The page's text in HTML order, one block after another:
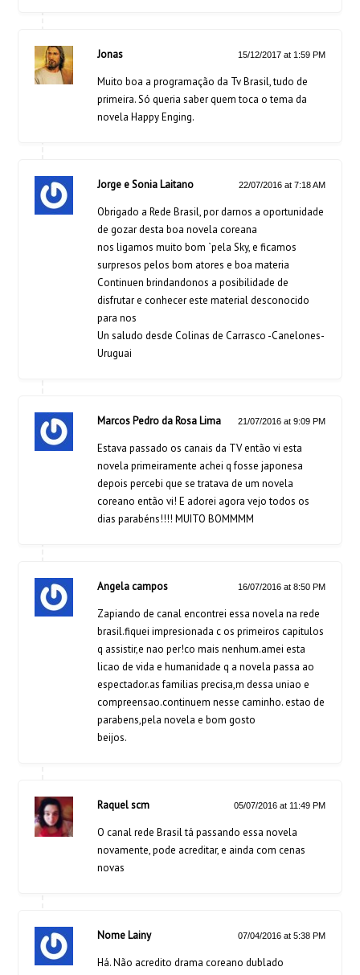
Jonas 15/12/2017 at 1:59 PM
Muito boa a programação da Tv Brasil, tudo de
primeira. Só queria saber quem toca o tema da
novela Happy Enging.
Jorge e Sonia Laitano 22/07/2016 at 7:18 AM
Obrigado a Rede Brasil, por darnos a oportunidade
de gozar desta boa novela coreana
nos ligamos muito bom `pela Sky, e ficamos
surpresos pelos bom atores e boa materia
Continuen brindandonos a posibilidade de
disfrutar e conhecer este material desconocido
para nos
Un saludo desde Colinas de Carrasco -Canelones-
Uruguai
Marcos Pedro da Rosa Lima 21/07/2016 at 9:09 PM
Estava passado os canais da TV então vi esta
novela primeiramente achei q fosse japonesa
depois percebi que se tratava de um novela
coreano então vi! E adorei agora vejo todos os
dias parabéns!!!! MUITO BOMMMM
Angela campos 16/07/2016 at 8:50 PM
Zapiando de canal encontrei essa novela na rede
brasil.fiquei impresionada c os primeiros capitulos
q assistir,e nao per!co mais nenhum.amei esta
licao de vida e humanidade q a novela passa ao
espectador.as familias precisa,m dessa uniao e
compreensao.continuem nesse caminho. estao de
parabens,pela novela e bom gosto
beijos.
Raquel scm 05/07/2016 at 11:49 PM
O canal rede Brasil tá passando essa novela
novamente, pode acreditar, e ainda com cenas
novas
Nome Lainy 07/04/2016 at 5:38 PM
Há. Não acredito drama coreano dublado